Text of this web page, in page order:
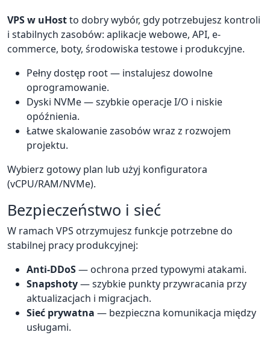
VPS w uHostto dobry wybór, gdy potrzebujesz kontroli
i stabilnych zasobów: aplikacje webowe, API, e-
commerce, boty, środowiska testowe i produkcyjne.
Pełny dostęp root — instalujesz dowolne
oprogramowanie.
Dyski NVMe — szybkie operacje I/O i niskie
opóźnienia.
Łatwe skalowanie zasobów wraz z rozwojem
projektu.
Wybierz gotowy plan lub użyj konfiguratora
(vCPU/RAM/NVMe).
Bezpieczeństwo i sieć
W ramach VPS otrzymujesz funkcje potrzebne do
stabilnej pracy produkcyjnej:
Anti-DDoS— ochrona przed typowymi atakami.
Snapshoty— szybkie punkty przywracania przy
aktualizacjach i migracjach.
Sieć prywatna — bezpieczna komunikacja między
usługami.